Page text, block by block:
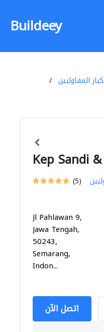
Buildeey
كبار المقاوليين
Kep Sandi
(5)
Jl Pahlawan 9,
Jawa Tengah,
50243,
Semarang,
Indon...
اتصل الآن